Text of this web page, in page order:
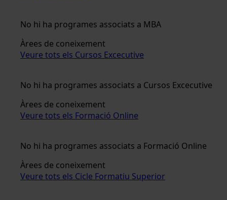
No hi ha programes associats a MBA
Àrees de coneixement
Veure tots els Cursos Excecutive
No hi ha programes associats a Cursos Excecutive
Àrees de coneixement
Veure tots els Formació Online
No hi ha programes associats a Formació Online
Àrees de coneixement
Veure tots els Cicle Formatiu Superior